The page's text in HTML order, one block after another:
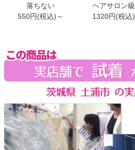
落ちない
550円(税込)～
ヘアサロン級
1320円(税込)